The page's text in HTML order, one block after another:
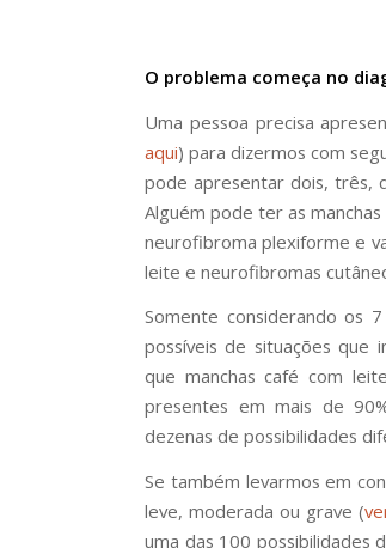
O problema começa no
Uma pessoa precisa
aqui) para dizermos com
pode apresentar dois, três,
Alguém pode ter as
neurofibroma plexiforme e
leite e neurofibromas
Somente considerando os
possíveis de situações que
que manchas café com
presentes em mais de
dezenas de possibilidades
Se também levarmos em
leve, moderada ou grave (
uma das 100 possibilidades